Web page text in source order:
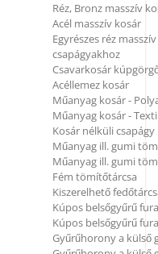
Réz, Bronz masszív
Acél masszív kosár
Egyrészes réz
csapágyakhoz
Csavarkosár
Acéllemez kosár
Műanyag kosár -
Műanyag kosár -
Kosár nélküli csapágy
Műanyag ill. gumi
Műanyag ill. gumi
Fém tömítőtárcsa
Kiszerelhető
Kúpos belsőgyűrű
Kúpos belsőgyűrű
Gyűrűhorony a külső